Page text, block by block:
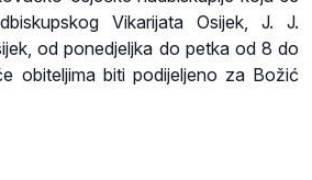
Vikarijata Osijek, J. J.
od ponedjeljka do petka od 8 do
obiteljima biti podijeljeno za Božić